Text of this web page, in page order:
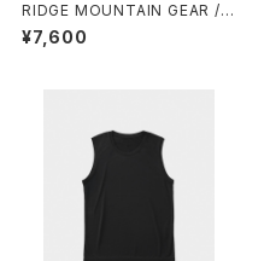
RIDGE MOUNTAIN GEAR / B
ASIC CAP EXTRA（2026）
¥7,600